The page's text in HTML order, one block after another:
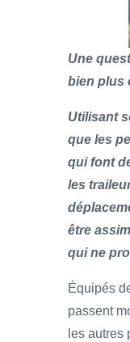
Une
bien plus
Utilisant
que les
qui font
les
être
qui ne
Équipés
passent
les autres